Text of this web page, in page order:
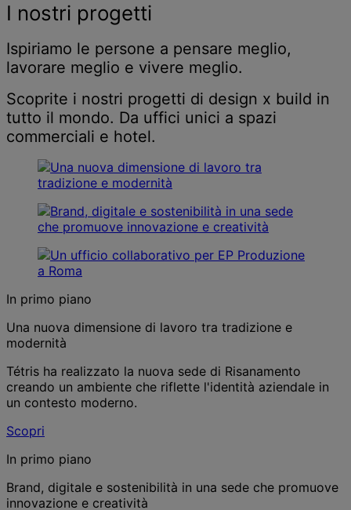
luoghi,
notizie
e
approfondimenti
I nostri progetti
Ispiriamo le persone a pensare meglio,
lavorare meglio e vivere meglio.
Scoprite i nostri progetti di design x build in
tutto il mondo. Da uffici unici a spazi
commerciali e hotel.
In primo piano
Una nuova dimensione di lavoro tra tradizione e
modernità
Tétris ha realizzato la nuova sede di Risanamento
creando un ambiente che riflette l'identità aziendale in
un contesto moderno.
Scopri
In primo piano
Brand, digitale e sostenibilità in una sede che promuove
innovazione e creatività